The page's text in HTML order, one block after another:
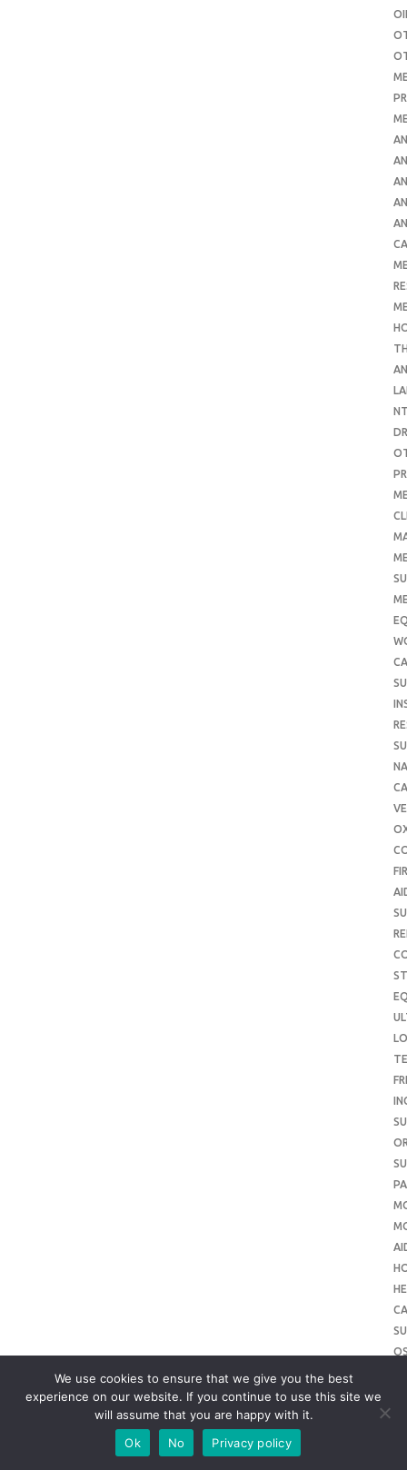
We use cookies to ensure that we give you the best
experience on our website. If you continue to use this site we
will assume that you are happy with it.
Ok
No Privacy policy